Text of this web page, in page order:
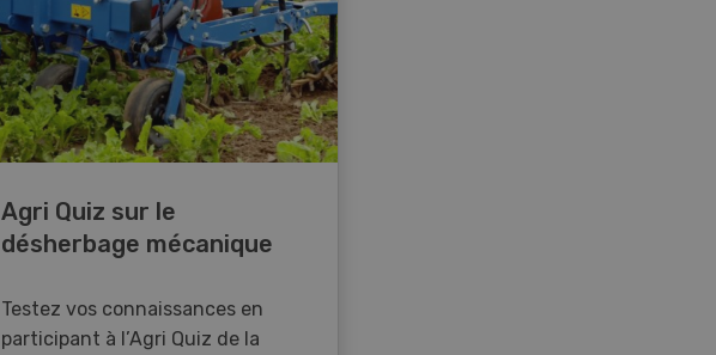
Agri Quiz sur le
désherbage mécanique
Testez vos connaissances en
participant à l’Agri Quiz de la